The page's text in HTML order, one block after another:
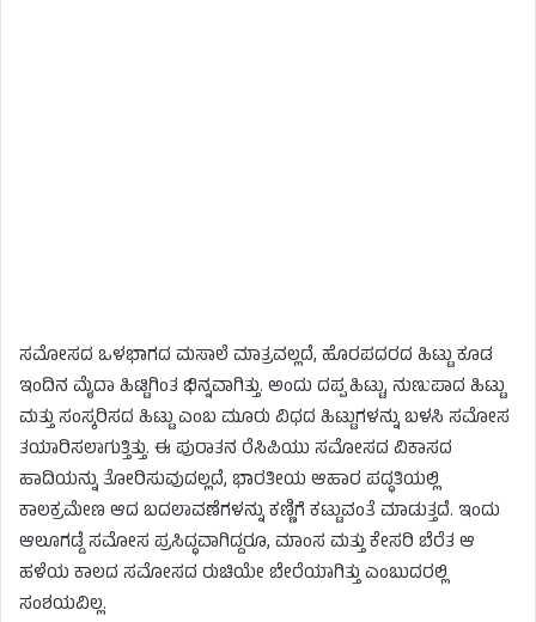
ಸಮೋಸದ ಒಳಭಾಗದ ಮಸಾಲೆ ಮಾತ್ರವಲ್ಲದೆ, ಹೊರಪದರದ ಹಿಟ್ಟು ಕೂಡ
ಇಂದಿನ ಮೈದಾ ಹಿಟ್ಟಿಗಿಂತ ಭಿನ್ನವಾಗಿತ್ತು. ಅಂದು ದಪ್ಪ ಹಿಟ್ಟು, ನುಣುಪಾದ ಹಿಟ್ಟು
ಮತ್ತು ಸಂಸ್ಕರಿಸದ ಹಿಟ್ಟು ಎಂಬ ಮೂರು ವಿಧದ ಹಿಟ್ಟುಗಳನ್ನು ಬಳಸಿ ಸಮೋಸ
ತಯಾರಿಸಲಾಗುತ್ತಿತ್ತು. ಈ ಪುರಾತನ ರೆಸಿಪಿಯು ಸಮೋಸದ ವಿಕಾಸದ
ಹಾದಿಯನ್ನು ತೋರಿಸುವುದಲ್ಲದೆ, ಭಾರತೀಯ ಆಹಾರ ಪದ್ಧತಿಯಲ್ಲಿ
ಕಾಲಕ್ರಮೇಣ ಆದ ಬದಲಾವಣೆಗಳನ್ನು ಕಣ್ಣಿಗೆ ಕಟ್ಟುವಂತೆ ಮಾಡುತ್ತದೆ. ಇಂದು
ಆಲೂಗಡ್ಡೆ ಸಮೋಸ ಪ್ರಸಿದ್ಧವಾಗಿದ್ದರೂ, ಮಾಂಸ ಮತ್ತು ಕೇಸರಿ ಬೆರೆತ ಆ
ಹಳೆಯ ಕಾಲದ ಸಮೋಸದ ರುಚಿಯೇ ಬೇರೆಯಾಗಿತ್ತು ಎಂಬುದರಲ್ಲಿ
ಸಂಶಯವಿಲ್ಲ.